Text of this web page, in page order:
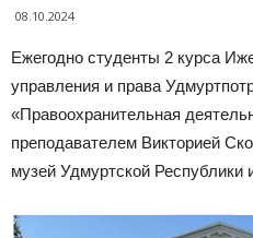
08.10.2024
Ежегодно студенты 2 курса
управления и права
«Правоохранительная
преподавателем Викторией
музей Удмуртской Республики